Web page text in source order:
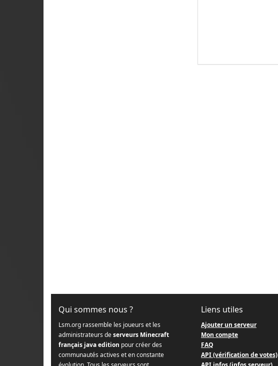
Qui sommes nous ?
Lsm.org rassemble les joueurs et les
administrateurs deserveurs Minecraft
français java edition pour créer des
communautés actives et en constante
Liens utiles
Ajouter un serveur
Mon compte
FAQ
API (vérification de votes)